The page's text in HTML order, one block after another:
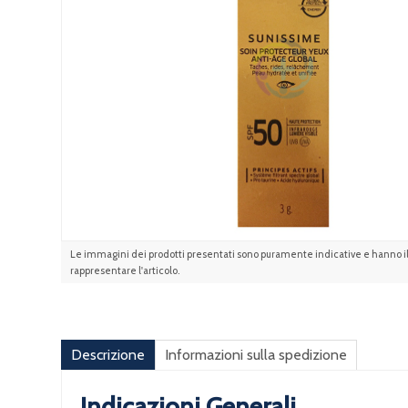
Le immagini dei prodotti presentati sono puramente indicative e hanno il
rappresentare l'articolo.
Descrizione Informazioni sulla spedizione